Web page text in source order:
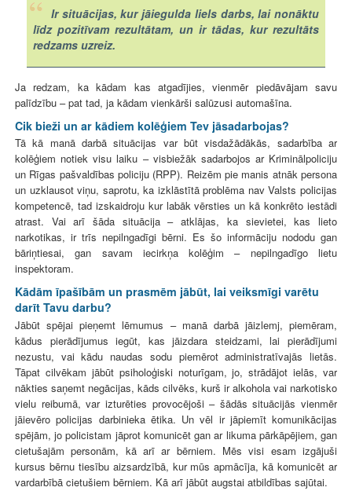
Ir situācijas, kur jāiegulda liels darbs, lai nonāktu
līdz pozitīvam rezultātam, un ir tādas, kur rezultāts
redzams uzreiz.
Ja redzam, ka kādam kas atgadījies, vienmēr piedāvājam savu
palīdzību – pat tad, ja kādam vienkārši salūzusi automašīna.
Cik bieži un ar kādiem kolēģiem Tev jāsadarbojas?
Tā kā manā darbā situācijas var būt visdažādākās, sadarbība ar
kolēģiem notiek visu laiku – visbiežāk sadarbojos ar Kriminālpoliciju
un Rīgas pašvaldības policiju (RPP). Reizēm pie manis atnāk persona
un uzklausot viņu, saprotu, ka izklāstītā problēma nav Valsts policijas
kompetencē, tad izskaidroju kur labāk vērsties un kā konkrēto iestādi
atrast. Vai arī šāda situācija – atklājas, ka sievietei, kas lieto
narkotikas, ir trīs nepilngadīgi bērni. Es šo informāciju nododu gan
bāriņtiesai, gan savam iecirkņa kolēģim – nepilngadīgo lietu
inspektoram.
Kādām īpašībām un prasmēm jābūt, lai veiksmīgi varētu
darīt Tavu darbu?
Jābūt spējai pieņemt lēmumus – manā darbā jāizlemj, piemēram,
kādus pierādījumus iegūt, kas jāizdara steidzami, lai pierādījumi
nezustu, vai kādu naudas sodu piemērot administratīvajās lietās.
Tāpat cilvēkam jābūt psiholoģiski noturīgam, jo, strādājot ielās, var
nākties saņemt negācijas, kāds cilvēks, kurš ir alkohola vai narkotisko
vielu reibumā, var izturēties provocējoši – šādās situācijās vienmēr
jāievēro policijas darbinieka ētika. Un vēl ir jāpiemīt komunikācijas
spējām, jo policistam jāprot komunicēt gan ar likuma pārkāpējiem, gan
cietušajām personām, kā arī ar bērniem. Mēs visi esam izgājuši
kursus bērnu tiesību aizsardzībā, kur mūs apmācīja, kā komunicēt ar
vardarbībā cietušiem bērniem. Kā arī jābūt augstai atbildības sajūtai.